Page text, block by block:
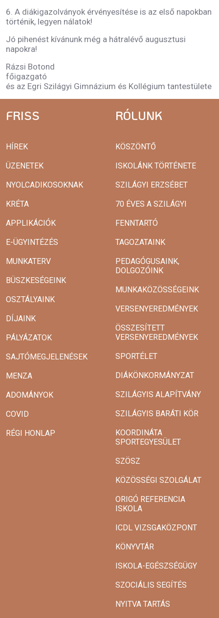
6. A diákigazolványok érvényesítése is az első napokban
történik, legyen nálatok!
Jó pihenést kívánunk még a hátralévő augusztusi
napokra!
Rázsi Botond
főigazgató
és az Egri Szilágyi Gimnázium és Kollégium tantestülete
FRISS
HÍREK
ÜZENETEK
NYOLCADIKOSOKNAK
KRÉTA
APPLIKÁCIÓK
E-ÜGYINTÉZÉS
MUNKATERV
BÜSZKESÉGEINK
OSZTÁLYAINK
DÍJAINK
PÁLYÁZATOK
SAJTÓMEGJELENÉSEK
MENZA
ADOMÁNYOK
COVID
RÉGI HONLAP
RÓLUNK
KÖSZÖNTŐ
ISKOLÁNK TÖRTÉNETE
SZILÁGYI ERZSÉBET
70 ÉVES A SZILÁGYI
FENNTARTÓ
TAGOZATAINK
PEDAGÓGUSAINK,
DOLGOZÓINK
MUNKAKÖZÖSSÉGEINK
VERSENYEREDMÉNYEK
ÖSSZESÍTETT
VERSENYEREDMÉNYEK
SPORTÉLET
DIÁKÖNKORMÁNYZAT
SZILÁGYIS ALAPÍTVÁNY
SZILÁGYIS BARÁTI KÖR
KOORDINÁTA
SPORTEGYESÜLET
SZÖSZ
KÖZÖSSÉGI SZOLGÁLAT
ORIGÓ REFERENCIA
ISKOLA
ICDL VIZSGAKÖZPONT
KÖNYVTÁR
ISKOLA-EGÉSZSÉGÜGY
SZOCIÁLIS SEGÍTÉS
NYITVA TARTÁS